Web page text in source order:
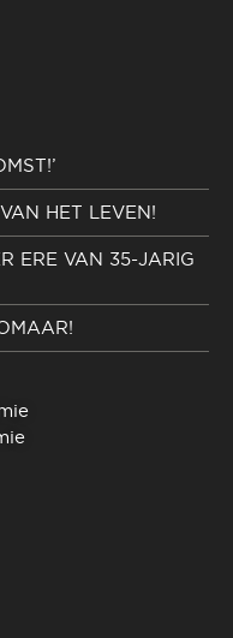
HET LEVEN!
ERE VAN 35-JARIG